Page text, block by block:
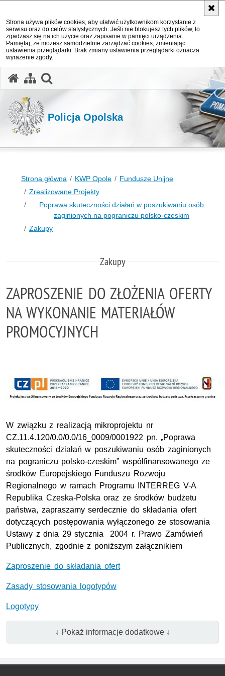
Strona używa plików cookies, aby ułatwić użytkownikom korzystanie z
serwisu oraz do celów statystycznych. Jeśli nie blokujesz tych plików, to
zgadzasz się na ich użycie oraz zapisanie w pamięci urządzenia.
Pamiętaj, że możesz samodzielnie zarządzać cookies, zmieniając
ustawienia przeglądarki. Brak zmiany ustawienia przeglądarki oznacza
wyrażenie zgody.
Policja Opolska
Strona główna KWP Opole
Fundusze Unijne
Zrealizowane Projekty
Poprawa skuteczności działań w poszukiwaniu osób
zaginionych na pograniczu polsko-czeskim
Zakupy
Zakupy
ZAPROSZENIE DO ZŁOŻENIA OFERTY
NA WYKONANIE MATERIAŁÓW
PROMOCYJNYCH
W związku z realizacją mikroprojektu nr
CZ.11.4.120/0.0/0.0/16_0009/0001922 pn. „Poprawa
skuteczności działań w poszukiwaniu osób zaginionych
na pograniczu polsko-czeskim” współfinansowanego ze
środków Europejskiego Funduszu Rozwoju
Regionalnego w ramach Programu INTERREG V-A
Republika Czeska-Polska oraz ze środków budżetu
państwa, zapraszamy serdecznie do składania ofert
dotyczących postępowania wyłączonego ze stosowania
Ustawy z dnia 29 stycznia 2004 r. Prawo Zamówień
Publicznych, zgodnie z poniższym załącznikiem
Zaproszenie do składania ofert
Zasady stosowania logotypów
Logotypy
↓ Pokaż informacje dodatkowe ↓